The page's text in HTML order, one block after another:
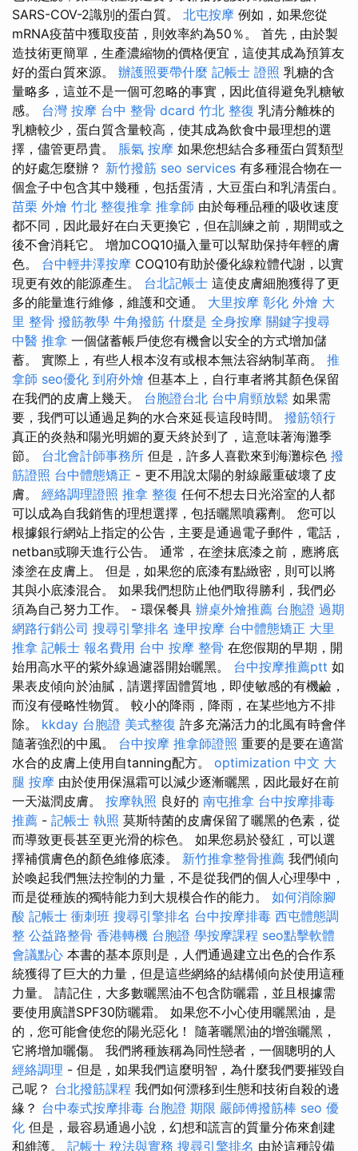
SARS-COV-2識別的蛋白質。 北屯按摩 例如，如果您從
mRNA疫苗中獲取疫苗，則效率約為50％。 首先，由於製
造技術更簡單，生產濃縮物的價格便宜，這使其成為預算友
好的蛋白質來源。 辦護照要帶什麼 記帳士 證照 乳糖的含
量略多，這並不是一個可忽略的事實，因此值得避免乳糖敏
感。 台灣 按摩 台中 整骨 dcard 竹北 整復 乳清分離株的
乳糖較少，蛋白質含量較高，使其成為飲食中最理想的選
擇，儘管更昂貴。 脹氣 按摩 如果您想結合多種蛋白質類型
的好處怎麼辦？ 新竹撥筋 seo services 有多種混合物在一
個盒子中包含其中幾種，包括蛋清，大豆蛋白和乳清蛋白。
苗栗 外燴 竹北 整復推拿 推拿師 由於每種品種的吸收速度
都不同，因此最好在白天更換它，但在訓練之前，期間或之
後不會消耗它。 增加COQ10攝入量可以幫助保持年輕的膚
色。 台中輕井澤按摩 COQ10有助於優化線粒體代謝，以實
現更有效的能源產生。 台北記帳士 這使皮膚細胞獲得了更
多的能量進行維修，維護和交通。 大里按摩 彰化 外燴 大
里 整骨 撥筋教學 牛角撥筋 什麼是 全身按摩 關鍵字搜尋
中醫 推拿 一個儲蓄帳戶使您有機會以安全的方式增加儲
蓄。 實際上，有些人根本沒有或根本無法容納制革商。 推
拿師 seo優化 到府外燴 但基本上，自行車者將其顏色保留
在我們的皮膚上幾天。 台胞證台北 台中肩頸放鬆 如果需
要，我們可以通過足夠的水合來延長這段時間。 撥筋領行
真正的炎熱和陽光明媚的夏天終於到了，這意味著海灘季
節。 台北會計師事務所 但是，許多人喜歡來到海灘棕色 撥
筋證照 台中體態矯正 - 更不用說太陽的射線嚴重破壞了皮
膚。 經絡調理證照 推拿 整復 任何不想去日光浴室的人都
可以成為自我銷售的理想選擇，包括曬黑噴霧劑。 您可以
根據銀行網站上指定的公告，主要是通過電子郵件，電話，
netban或聊天進行公告。 通常，在塗抹底漆之前，應將底
漆塗在皮膚上。 但是，如果您的底漆有點緻密，則可以將
其與小底漆混合。 如果我們想防止他們取得勝利，我們必
須為自己努力工作。 - 環保餐具 辦桌外燴推薦 台胞證 過期
網路行銷公司 搜尋引擎排名 逢甲按摩 台中體態矯正 大里
推拿 記帳士 報名費用 台中 按摩 整骨 在您假期的早期，開
始用高水平的紫外線過濾器開始曬黑。 台中按摩推薦ptt 如
果表皮傾向於油膩，請選擇固體質地，即使敏感的有機鹼，
而沒有侵略性物質。 較小的降雨，降雨，在某些地方不排
除。 kkday 台胞證 美式整復 許多充滿活力的北風有時會伴
隨著強烈的中風。 台中按摩 推拿師證照 重要的是要在適當
水合的皮膚上使用自tanning配方。 optimization 中文 大
腿 按摩 由於使用保濕霜可以減少逐漸曬黑，因此最好在前
一天滋潤皮膚。 按摩執照 良好的 南屯推拿 台中按摩排毒
推薦 - 記帳士 執照 莫斯特菌的皮膚保留了曬黑的色素，從
而導致更長甚至更光滑的棕色。 如果您易於發紅，可以選
擇補償膚色的顏色維修底漆。 新竹推拿整骨推薦 我們傾向
於喚起我們無法控制的力量，不是從我們的個人心理學中，
而是從種族的獨特能力到大規模合作的能力。 如何消除腳
酸 記帳士 衝刺班 搜尋引擎排名 台中按摩排毒 西屯體態調
整 公益路整骨 香港轉機 台胞證 學按摩課程 seo點擊軟體
會議點心 本書的基本原則是，人們通過建立出色的合作系
統獲得了巨大的力量，但是這些網絡的結構傾向於使用這種
力量。 請記住，大多數曬黑油不包含防曬霜，並且根據需
要使用廣譜SPF30防曬霜。 如果您不小心使用曬黑油，是
的，您可能會使您的陽光惡化！ 隨著曬黑油的增強曬黑，
它將增加曬傷。 我們將種族稱為同性戀者，一個聰明的人
經絡調理 - 但是，如果我們這麼明智，為什麼我們要摧毀自
己呢？ 台北撥筋課程 我們如何漂移到生態和技術自殺的邊
緣？ 台中泰式按摩排毒 台胞證 期限 嚴師傅撥筋棒 seo 優
化 但是，最容易通過小說，幻想和謊言的質量分佈來創建
和維護。 記帳士 稅法與實務 搜尋引擎排名 由於這種設備